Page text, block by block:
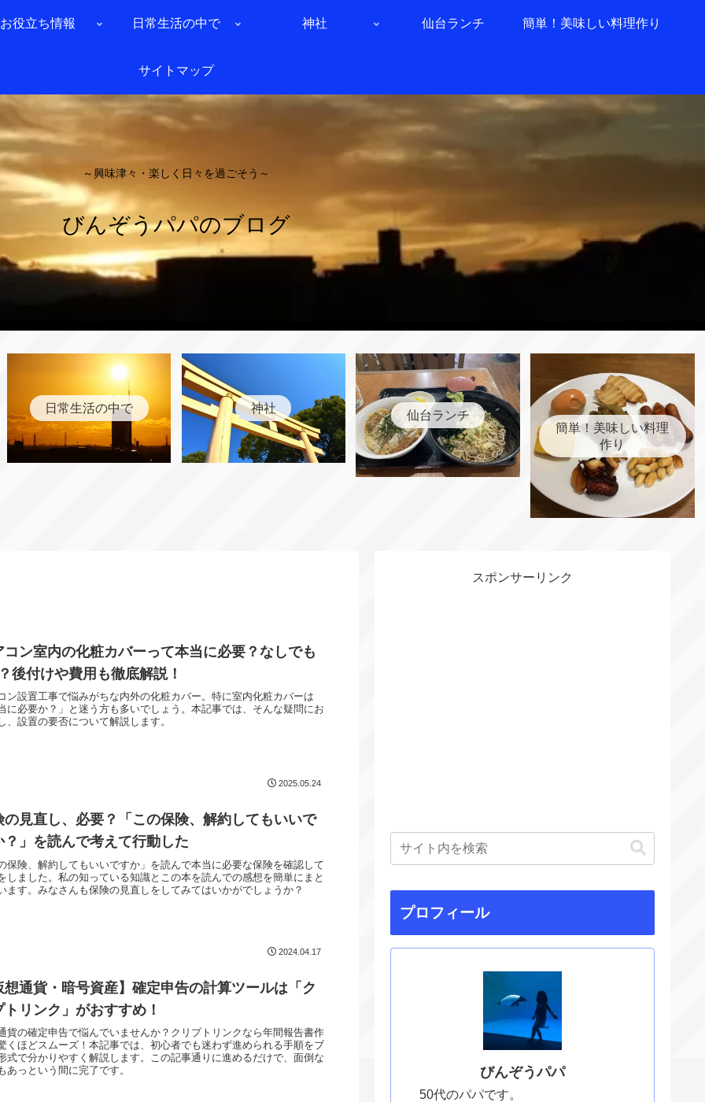
～興味津々・楽しく日々を過ごそう～
びんぞうパパのブログ
お役立ち情報 日常生活の中で 神社 仙台ランチ 簡単！美味しい料理作り
サイトマップ
日常生活の中で 神社
仙台ランチ
簡単！美味しい料理
作り
コン室内の化粧カバーって本当に必要？なしでも
後付けや費用も徹底解説！
ン設置工事で悩みがちな内外の化粧カバー。特に室内化粧カバーは
に必要か？」と迷う方も多いでしょう。本記事では、そんな疑問にお
、設置の要否について解説します。
2025.05.24
の見直し、必要？「この保険、解約してもいいで
？」を読んで考えて行動した
保険、解約してもいいですか」を読んで本当に必要な保険を確認して
しました。私の知っている知識とこの本を読んでの感想を簡単にまと
ます。みなさんも保険の見直しをしてみてはいかがでしょうか？
2024.04.17
想通貨・暗号資産】確定申告の計算ツールは「ク
トリンク」がおすすめ！
貨の確定申告で悩んでいませんか？クリプトリンクなら年間報告書作
くほどスムーズ！本記事では、初心者でも迷わず進められる手順をブ
式で分かりやすく解説します。この記事通りに進めるだけで、面倒な
あっという間に完了です。
スポンサーリンク
プロフィール
びんぞうパパ
50代のパパです。